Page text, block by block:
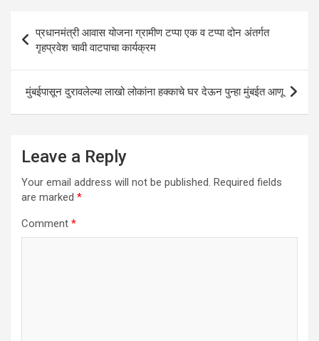
navigation
प्रधानमंत्री आवास योजना ग्रामीण टप्पा एक व टप्पा दोन अंतर्गत
गृहप्रवेश चावी वाटपाचा कार्यक्रम
मुंबईपासून दुरावलेल्या लाखो लोकांना हक्काचे घर देऊन पुन्हा मुंबईत आणू
Leave a Reply
Your email address will not be published. Required fields
are marked *
Comment *